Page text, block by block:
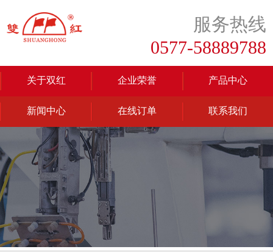
服务热线
0577-58889788
关于双红 企业荣誉 产品中心
新闻中心 在线订单 联系我们